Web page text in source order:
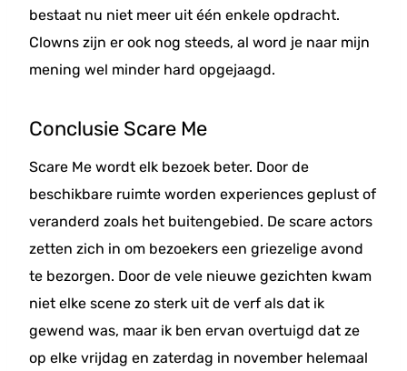
bestaat nu niet meer uit één enkele opdracht.
Clowns zijn er ook nog steeds, al word je naar mijn
mening wel minder hard opgejaagd.
Conclusie Scare Me
Scare Me wordt elk bezoek beter. Door de
beschikbare ruimte worden experiences geplust of
veranderd zoals het buitengebied. De scare actors
zetten zich in om bezoekers een griezelige avond
te bezorgen. Door de vele nieuwe gezichten kwam
niet elke scene zo sterk uit de verf als dat ik
gewend was, maar ik ben ervan overtuigd dat ze
op elke vrijdag en zaterdag in november helemaal